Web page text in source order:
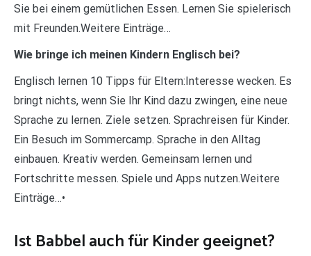
Sie bei einem gemütlichen Essen. Lernen Sie spielerisch
mit Freunden.Weitere Einträge…
Wie bringe ich meinen Kindern Englisch bei?
Englisch lernen 10 Tipps für Eltern:Interesse wecken. Es
bringt nichts, wenn Sie Ihr Kind dazu zwingen, eine neue
Sprache zu lernen. Ziele setzen. Sprachreisen für Kinder.
Ein Besuch im Sommercamp. Sprache in den Alltag
einbauen. Kreativ werden. Gemeinsam lernen und
Fortschritte messen. Spiele und Apps nutzen.Weitere
Einträge…•
Ist Babbel auch für Kinder geeignet?